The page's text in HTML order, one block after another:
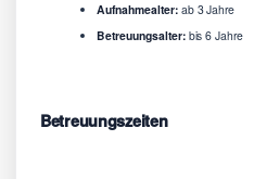
Aufnahmealter:ab 3 Jahre
Betreuungsalter:bis 6 Jahre
Betreuungszeiten